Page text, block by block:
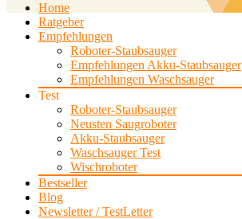
Home
Ratgeber
Empfehlungen
Roboter-Staubsauger
Empfehlungen Akku-Staubsauger
Empfehlungen Waschsauger
Test
Roboter-Staubsauger
Neusten Saugroboter
Akku-Staubsauger
Waschsauger Test
Wischroboter
Bestseller
Blog
Newsletter / TestLetter